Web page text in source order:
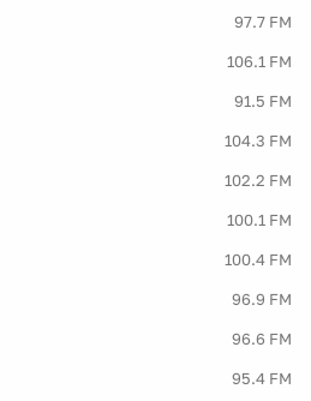
97.7 FM
106.1 FM
91.5 FM
104.3 FM
102.2 FM
100.1 FM
100.4 FM
96.9 FM
96.6 FM
95.4 FM